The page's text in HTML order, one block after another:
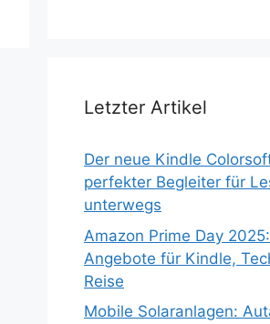
Letzter Artikel
Der neue Kindle
perfekter Begleiter für
unterwegs
Amazon Prime Day
Angebote für Kindle,
Reise
Mobile Solaranlagen: